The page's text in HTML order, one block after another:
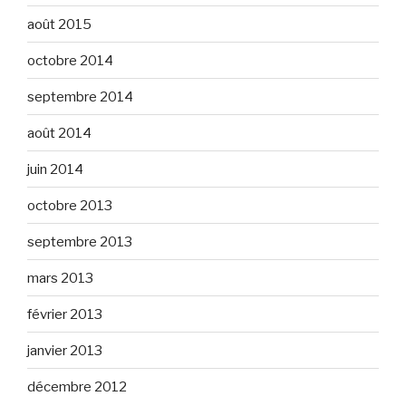
août 2015
octobre 2014
septembre 2014
août 2014
juin 2014
octobre 2013
septembre 2013
mars 2013
février 2013
janvier 2013
décembre 2012